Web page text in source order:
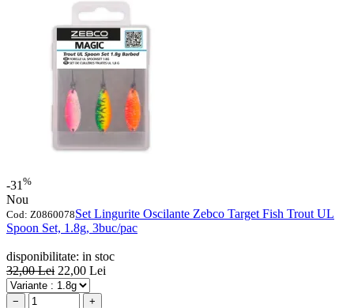
-31 %
Nou
Cod: Z0860078Set Lingurite Oscilante Zebco Target Fish Trout UL
Spoon Set, 1.8g, 3buc/pac
disponibilitate: in stoc
32,00 Lei 22,00 Lei
−
+